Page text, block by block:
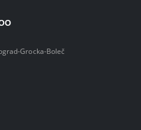
Grocka-Boleč